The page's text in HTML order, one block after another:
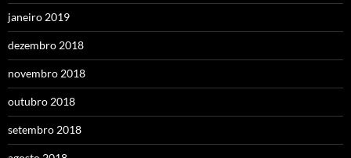
janeiro 2019
dezembro 2018
novembro 2018
outubro 2018
setembro 2018